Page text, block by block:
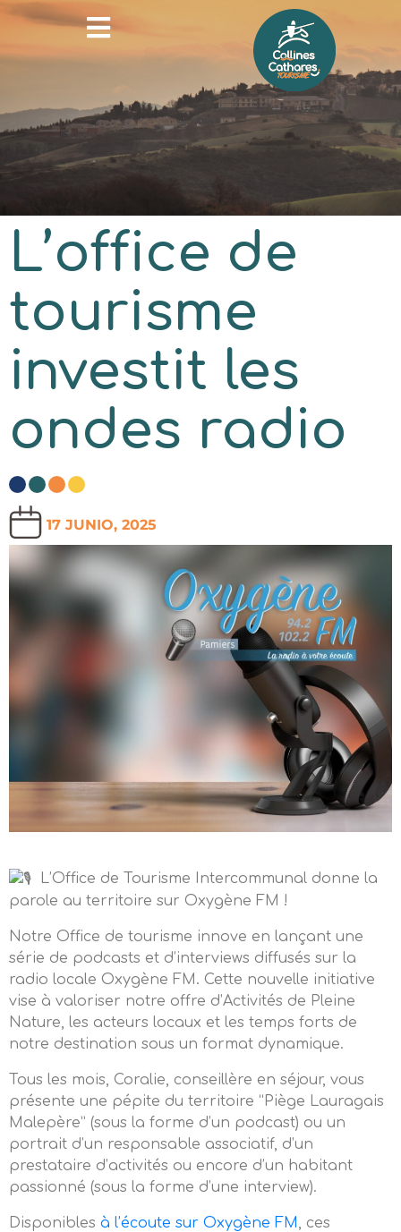
L’office de
tourisme
investit les
ondes radio
17 JUNIO, 2025
L’Office de Tourisme Intercommunal donne la
parole au territoire sur Oxygène FM !
Notre Office de tourisme innove en lançant une
série de podcasts et d’interviews diffusés sur la
radio locale Oxygène FM. Cette nouvelle initiative
vise à valoriser notre offre d’Activités de Pleine
Nature, les acteurs locaux et les temps forts de
notre destination sous un format dynamique.
Tous les mois, Coralie, conseillère en séjour, vous
présente une pépite du territoire “Piège Lauragais
Malepère” (sous la forme d’un podcast) ou un
portrait d’un responsable associatif, d’un
prestataire d’activités ou encore d’un habitant
passionné (sous la forme d’une interview).
Disponibles à l’écoute sur Oxygène FM, ces